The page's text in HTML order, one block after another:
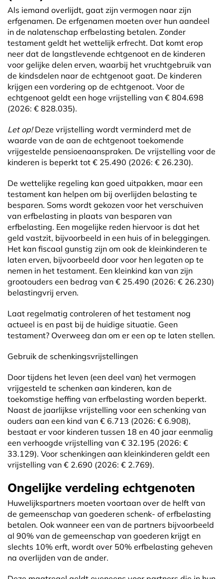
Als iemand overlijdt, gaat zijn vermogen naar zijn
erfgenamen. De erfgenamen moeten over hun aandeel
in de nalatenschap erfbelasting betalen. Zonder
testament geldt het wettelijk erfrecht. Dat komt erop
neer dat de langstlevende echtgenoot en de kinderen
voor gelijke delen erven, waarbij het vruchtgebruik van
de kindsdelen naar de echtgenoot gaat. De kinderen
krijgen een vordering op de echtgenoot. Voor de
echtgenoot geldt een hoge vrijstelling van € 804.698
(2026: € 828.035).
Let op!Deze vrijstelling wordt verminderd met de
waarde van de aan de echtgenoot toekomende
vrijgestelde pensioenaanspraken. De vrijstelling voor de
kinderen is beperkt tot € 25.490 (2026: € 26.230).
De wettelijke regeling kan goed uitpakken, maar een
testament kan helpen om bij overlijden belasting te
besparen. Soms wordt gekozen voor het verschuiven
van erfbelasting in plaats van besparen van
erfbelasting. Een mogelijke reden hiervoor is dat het
geld vastzit, bijvoorbeeld in een huis of in beleggingen.
Het kan fiscaal gunstig zijn om ook de kleinkinderen te
laten erven, bijvoorbeeld door voor hen legaten op te
nemen in het testament. Een kleinkind kan van zijn
grootouders een bedrag van € 25.490 (2026: € 26.230)
belastingvrij erven.
Laat regelmatig controleren of het testament nog
actueel is en past bij de huidige situatie. Geen
testament? Overweeg dan om er een op te laten stellen.
Gebruik de schenkingsvrijstellingen
Door tijdens het leven (een deel van) het vermogen
vrijgesteld te schenken aan kinderen, kan de
toekomstige heffing van erfbelasting worden beperkt.
Naast de jaarlijkse vrijstelling voor een schenking van
ouders aan een kind van € 6.713 (2026: € 6.908),
bestaat er voor kinderen tussen 18 en 40 jaar eenmalig
een verhoogde vrijstelling van € 32.195 (2026: €
33.129). Voor schenkingen aan kleinkinderen geldt een
vrijstelling van € 2.690 (2026: € 2.769).
Ongelijke verdeling echtgenoten
Huwelijkspartners moeten voortaan over de helft van
de gemeenschap van goederen schenk- of erfbelasting
betalen. Ook wanneer een van de partners bijvoorbeeld
al 90% van de gemeenschap van goederen krijgt en
slechts 10% erft, wordt over 50% erfbelasting geheven
na overlijden van de ander.